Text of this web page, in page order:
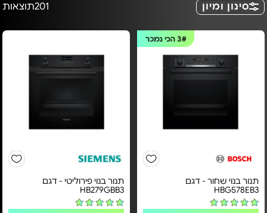
סינון ומיון 201תוצאות
3#הכי נמכר
תנור בנוי שחור - דגם
HBG578EB3
תנור בנוי פירוליטי - דגם
HB279GBB3